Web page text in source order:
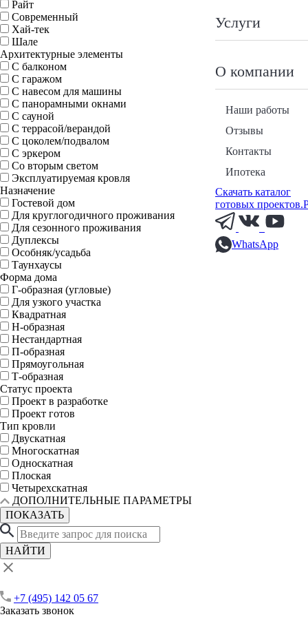
Услуги
О компании
Наши работы
Отзывы
Контакты
Ипотека
Скачать каталог
готовых
WhatsApp
Райт
Современный
Хай-тек
Шале
Архитектурные элементы
С балконом
С гаражом
С навесом для машины
С панорамными окнами
С сауной
С террасой/верандой
С цоколем/подвалом
С эркером
Со вторым светом
Эксплуатируемая кровля
Назначение
Гостевой дом
Для круглогодичного проживания
Для сезонного проживания
Дуплексы
Особняк/усадьба
Таунхаусы
Форма дома
Г-образная (угловые)
Для узкого участка
Квадратная
Н-образная
Нестандартная
П-образная
Прямоугольная
Т-образная
Статус проекта
Проект в разработке
Проект готов
Тип кровли
Двускатная
Многоскатная
Односкатная
Плоская
Четырехскатная
ДОПОЛНИТЕЛЬНЫЕ ПАРАМЕТРЫ
ПОКАЗАТЬ
НАЙТИ
+7 (495) 142 05 67
Заказать звонок